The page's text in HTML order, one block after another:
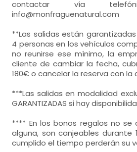
contactar vía
info@monfraguenatural.com
**Las salidas están
4 personas en los vehículos
no reunirse ese mínimo, la
cliente de cambiar la fecha,
180€ o cancelar la reserva con la
***Las salidas en modalidad
GARANTIZADAS si hay
**** En los bonos regalos no se
alguna, son canjeables durante
cumplido el tiempo perderán su